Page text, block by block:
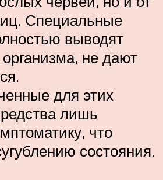
Специальные
выводят
не дают
для этих
лишь
что
состояния.